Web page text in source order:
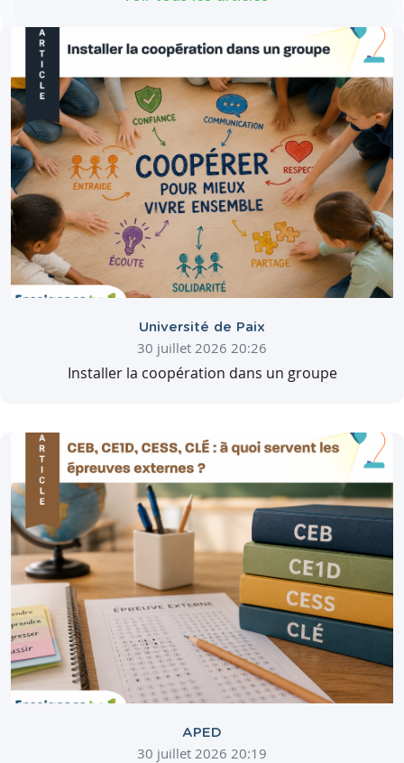
Université de Paix
30 juillet 2026 20:26
Installer la coopération dans un groupe
APED
30 juillet 2026 20:19